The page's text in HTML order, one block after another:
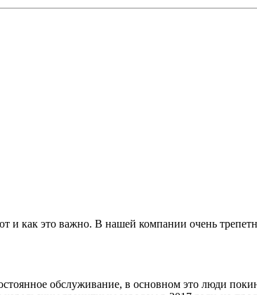
и как это важно. В нашей компании очень
обслуживание, в основном это люди